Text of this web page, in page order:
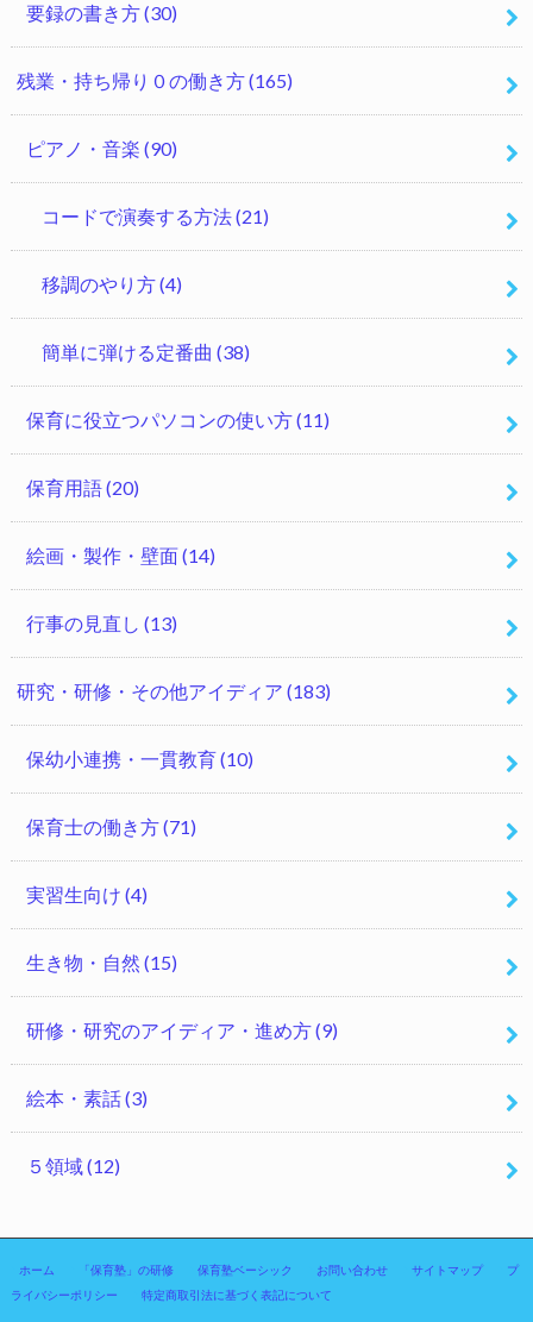
要録の書き方(30)
残業・持ち帰り０の働き方(165)
ピアノ・音楽 (90)
コードで演奏する方法(21)
移調のやり方(4)
簡単に弾ける定番曲 (38)
保育に役立つパソコンの使い方(11)
保育用語(20)
絵画・製作・壁面(14)
行事の見直し (13)
研究・研修・その他アイディア (183)
保幼小連携・一貫教育(10)
保育士の働き方(71)
実習生向け (4)
生き物・自然 (15)
研修・研究のアイディア・進め方(9)
絵本・素話(3)
５領域(12)
ホーム 「保育塾」の研修 保育塾ベーシック お問い合わせ サイトマップ
プ
ライバシーポリシー
特定商取引法に基づく表記について